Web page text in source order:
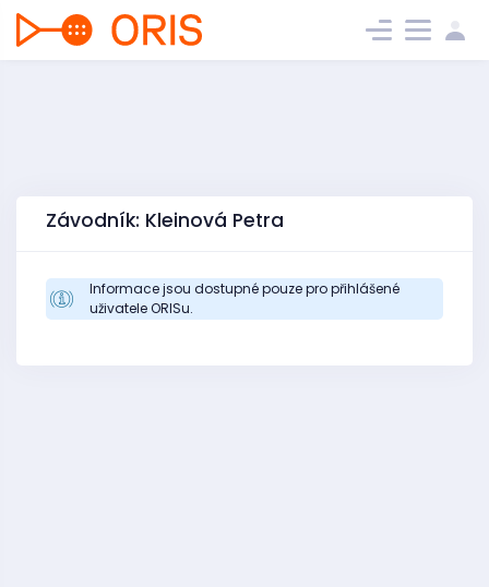
Závodník: Kleinová Petra
Informace jsou dostupné pouze pro přihlášené
uživatele ORISu.